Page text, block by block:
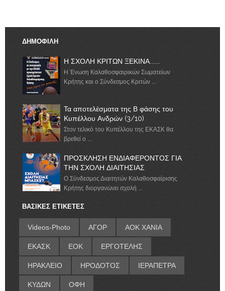
ΔΗΜΟΦΙΛΗ
Η ΣΧΟΛΗ ΚΡΙΤΩΝ ΞΕΚΙΝΑ.......
Η Ένωση Καλαθοσφαιρικών Σωματείων
Κρήτης και ο Σύνδεσμος Κριτών ...
Τα αποτελέσματα της Β φάσης του
Κυπέλλου Ανδρών (3/10)
Στον τελικό του Κυπέλλου της ΕΚΑΣΚ θα
βρεθεί ο ...
ΠΡΟΣΚΛΗΣΗ ΕΝΔΙΑΦΕΡΟΝΤΟΣ ΓΙΑ
ΤΗΝ ΣΧΟΛΗ ΔΙΑΙΤΗΣΙΑΣ
Ο Σύνδεσμος Διαιτητών Καλαθοσφαίρισης
Κρήτης διοργανώνει σχολή ...
ΒΑΣΙΚΕΣ ΕΤΙΚΕΤΕΣ
Videos-Photo ΑΓΟΡ ΑΟΚ ΧΑΝΙΑ
ΕΚΑΣΚ ΕΟΚ ΕΡΓΟΤΕΛΗΣ
ΗΡΑΚΛΕΙΟ ΗΡΟΔΟΤΟΣ ΙΕΡΑΠΕΤΡΑ
ΚΥΔΩΝ ΟΦΗ